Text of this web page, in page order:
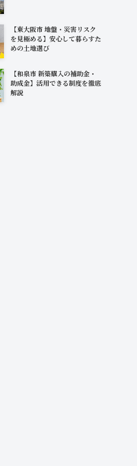
【東大阪市 地盤・災害リスク
を見極める】安心して暮らすた
めの土地選び
【和泉市 新築購入の補助金・
助成金】活用できる制度を徹底
解説